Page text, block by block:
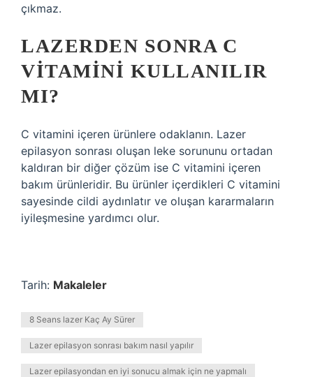
çıkmaz.
LAZERDEN SONRA C
VITAMINI KULLANILIR
MI?
C vitamini içeren ürünlere odaklanın. Lazer
epilasyon sonrası oluşan leke sorununu ortadan
kaldıran bir diğer çözüm ise C vitamini içeren
bakım ürünleridir. Bu ürünler içerdikleri C vitamini
sayesinde cildi aydınlatır ve oluşan kararmaların
iyileşmesine yardımcı olur.
Tarih: Makaleler
8 Seans lazer Kaç Ay Sürer
Lazer epilasyon sonrası bakım nasıl yapılır
Lazer epilasyondan en iyi sonucu almak için ne yapmalı